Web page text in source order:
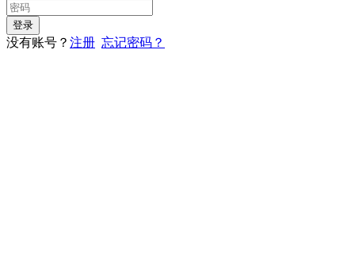
没有账号？ 注册 忘记密码？